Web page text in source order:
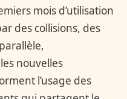
mois d’utilisation
des collisions, des
nouvelles
l’usage des